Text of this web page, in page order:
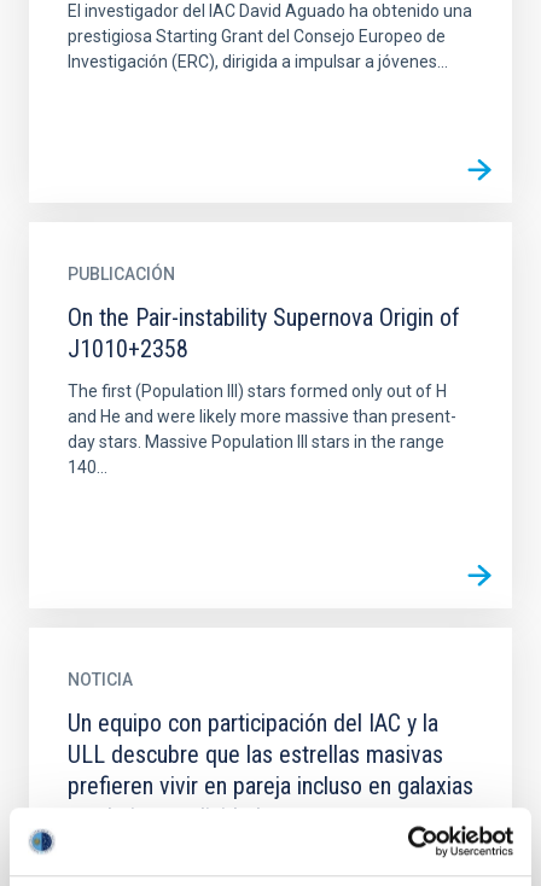
El investigador del IAC David Aguado ha obtenido una
prestigiosa Starting Grant del Consejo Europeo de
Investigación (ERC), dirigida a impulsar a jóvenes...
PUBLICACIÓN
On the Pair-instability Supernova Origin of
J1010+2358
The first (Population III) stars formed only out of H
and He and were likely more massive than present-
day stars. Massive Population III stars in the range
140...
NOTICIA
Un equipo con participación del IAC y la
ULL descubre que las estrellas masivas
prefieren vivir en pareja incluso en galaxias
con baja metalicidad